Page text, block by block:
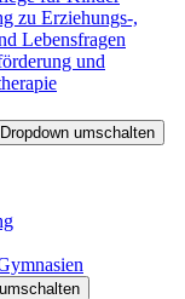
zu Erziehungs-,
Lebensfragen
und
Dropdown umschalten